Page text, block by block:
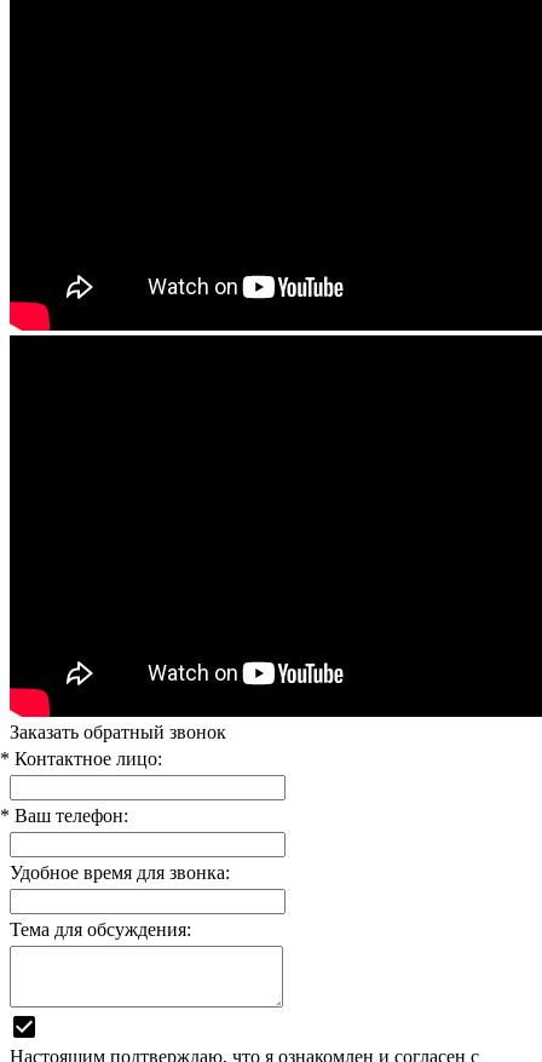
Заказать обратный звонок
* Контактное лицо:
* Ваш телефон:
Удобное время для звонка:
Тема для обсуждения:
Настоящим подтверждаю, что я ознакомлен и согласен с